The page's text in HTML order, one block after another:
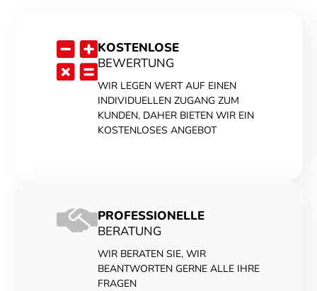
KOSTENLOSE
BEWERTUNG
WIR LEGEN WERT AUF EINEN
INDIVIDUELLEN ZUGANG ZUM
KUNDEN, DAHER BIETEN WIR EIN
KOSTENLOSES ANGEBOT
PROFESSIONELLE
BERATUNG
WIR BERATEN SIE, WIR
BEANTWORTEN GERNE ALLE IHRE
FRAGEN